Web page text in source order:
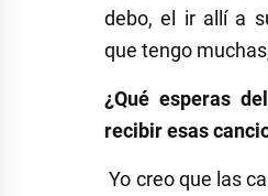
debo, el ir allí a
que tengo
¿Qué esperas
recibir esas
Yo creo que las